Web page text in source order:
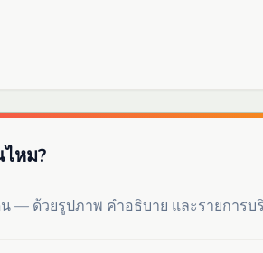
หม?
— ด้วยรูปภาพ คำอธิบาย และรายการ